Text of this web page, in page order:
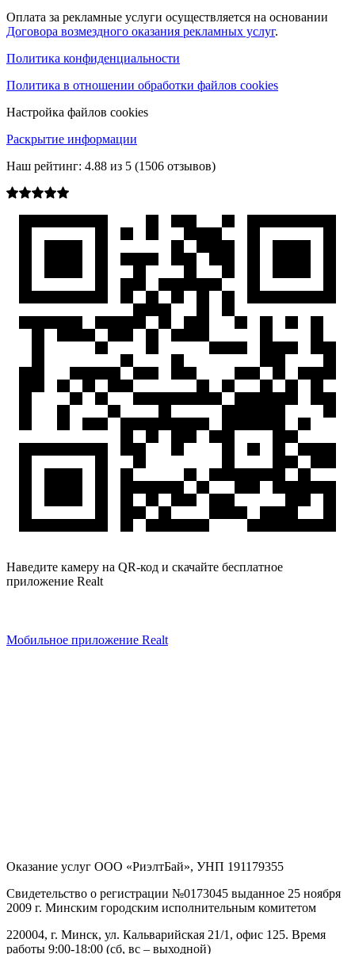
Оплата за рекламные услуги осуществляется на основании
Договора возмездного оказания рекламных услуг.
Политика конфиденциальности
Политика в отношении обработки файлов cookies
Настройка файлов cookies
Раскрытие информации
Наш рейтинг: 4.88 из 5 (1506 отзывов)
Наведите камеру на QR-код и скачайте бесплатное
приложение Realt
Мобильное приложение Realt
Оказание услуг ООО «РиэлтБай», УНП 191179355
Свидетельство о регистрации №0173045 выданное 25 ноября
2009 г. Минским городским исполнительным комитетом
220004, г. Минск, ул. Кальварийская 21/1, офис 125. Время
работы 9:00-18:00 (сб, вс – выходной)